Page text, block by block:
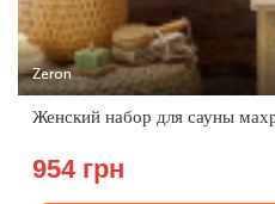
Zeron
Женский набор для сауны
954 грн